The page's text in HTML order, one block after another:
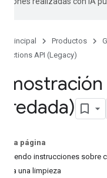
principal Productos
Directions API (Legacy)
esta página
instrucciones sobre
una limpieza